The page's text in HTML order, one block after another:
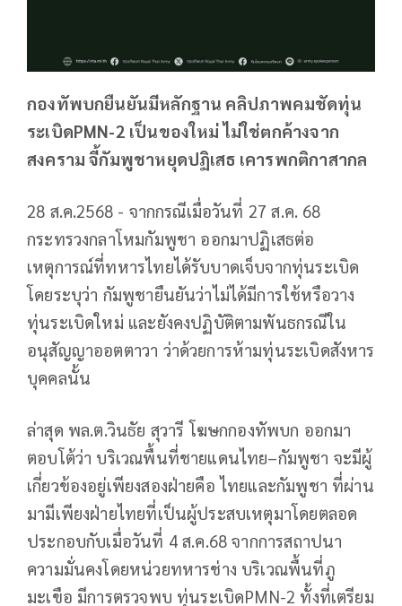
กองทัพบกยืนยันมีหลักฐาน คลิปภาพคมชัดทุ่น
ระเบิดPMN-2 เป็นของใหม่ ไม่ใช่ตกค้างจาก
สงคราม จี้กัมพูชาหยุดปฏิเสธ เคารพกติกาสากล
28 ส.ค.2568 - จากกรณีเมื่อวันที่ 27 ส.ค. 68
กระทรวงกลาโหมกัมพูชา ออกมาปฏิเสธต่อ
เหตุการณ์ที่ทหารไทยได้รับบาดเจ็บจากทุ่นระเบิด
โดยระบุว่า กัมพูชายืนยันว่าไม่ได้มีการใช้หรือวาง
ทุ่นระเบิดใหม่ และยังคงปฏิบัติตามพันธกรณีใน
อนุสัญญาออตตาวา ว่าด้วยการห้ามทุ่นระเบิดสังหาร
บุคคลนั้น
ล่าสุด พล.ต.วินธัย สุวารี โฆษกกองทัพบก ออกมา
ตอบโต้ว่า บริเวณพื้นที่ชายแดนไทย–กัมพูชา จะมีผู้
เกี่ยวข้องอยู่เพียงสองฝ่ายคือ ไทยและกัมพูชา ที่ผ่าน
มามีเพียงฝ่ายไทยที่เป็นผู้ประสบเหตุมาโดยตลอด
ประกอบกับเมื่อวันที่ 4 ส.ค.68 จากการสถาปนา
ความมั่นคงโดยหน่วยทหารช่าง บริเวณพื้นที่ภู
มะเขือ มีการตรวจพบ ทุ่นระเบิดPMN-2 ทั้งที่เตรียม